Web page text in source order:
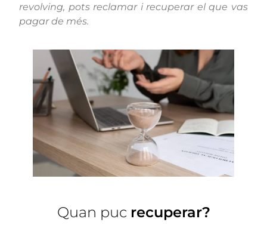
revolving, pots reclamar i recuperar el que vas
pagar de més.
Quan puc recuperar?